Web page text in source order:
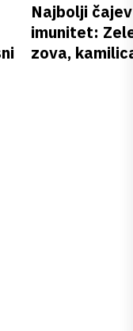
Najbolji
imunitet:
zova,